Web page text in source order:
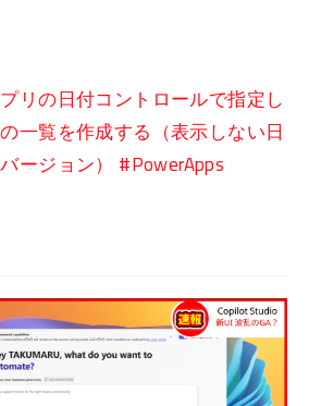
リの日付コントロールで指定し
一覧を作成する（表示しない日
ージョン） #PowerApps